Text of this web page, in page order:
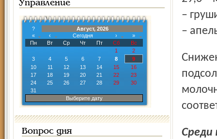
Управление
?
Август, 2026
«
‹ Сегодня ›
»
Пн
Вт Ср Чт Пт Сб
Вс
1
2
3
4 5 6 7 8
9
10
11 12 13 14 15
16
17
18 19 20 21 22
23
24
25 26 27 28 29
30
31
Выберите дату
Вопрос дня
–
–
Снижение цен отмечено на яйца (на 9,1 процента), масло